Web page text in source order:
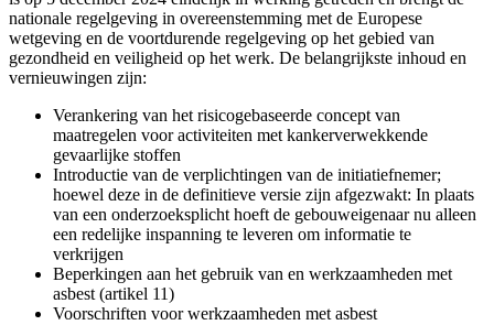
nationale regelgeving in overeenstemming met de Europese
wetgeving en de voortdurende regelgeving op het gebied van
gezondheid en veiligheid op het werk. De belangrijkste inhoud en
vernieuwingen zijn:
Verankering van het risicogebaseerde concept van
maatregelen voor activiteiten met kankerverwekkende
gevaarlijke stoffen
Introductie van de verplichtingen van de initiatiefnemer;
hoewel deze in de definitieve versie zijn afgezwakt: In plaats
van een onderzoeksplicht hoeft de gebouweigenaar nu alleen
een redelijke inspanning te leveren om informatie te
verkrijgen
Beperkingen aan het gebruik van en werkzaamheden met
asbest (artikel 11)
Voorschriften voor werkzaamheden met asbest